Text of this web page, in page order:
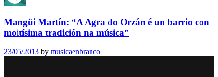
Mangüi Martín: “A Agra do Orzán é un barrio con
moitísima tradición na música”
23/05/2013 by musicaenbranco